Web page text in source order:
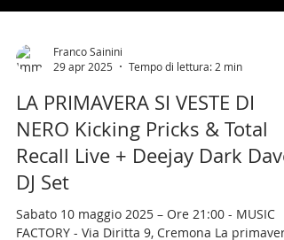
Franco Sainini
29 apr 2025
Tempo di lettura: 2 min
LA PRIMAVERA SI VESTE DI
NERO Kicking Pricks & Total
Recall Live + Deejay Dark Dave
DJ Set